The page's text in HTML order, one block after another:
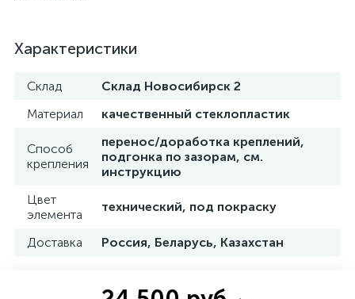
Характеристики
Склад
Склад Новосибирск 2
Материал
качественный стеклопластик
Способ
крепления
перенос/доработка креплений,
подгонка по зазорам, см.
инструкцию
Цвет
элемента
технический, под покраску
Доставка Россия, Беларусь, Казахстан